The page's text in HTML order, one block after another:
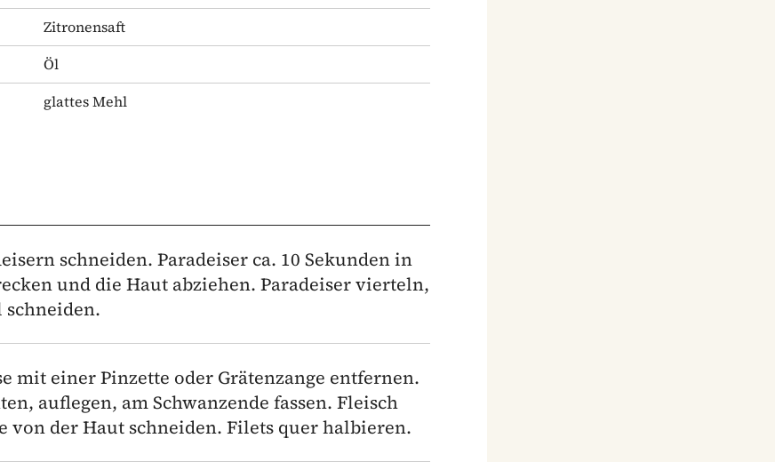
Zitronensaft
Öl
glattes Mehl
schneiden. Paradeiser ca. 10 Sekunden in
und die Haut abziehen. Paradeiser vierteln,
mit einer Pinzette oder Grätenzange entfernen.
auflegen, am Schwanzende fassen. Fleisch
der Haut schneiden. Filets quer halbieren.